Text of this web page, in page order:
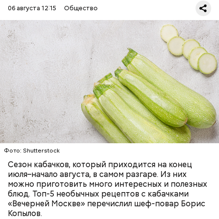
06 августа 12:15
Общество
Фото: Shutterstock
Сезон кабачков, который приходится на конец
июля–начало августа, в самом разгаре. Из них
можно приготовить много интересных и полезных
блюд. Топ-5 необычных рецептов с кабачками
«Вечерней Москве» перечислил шеф-повар Борис
Копылов.
Ингредиенты:
ЕДА ОВОЩИ РЕЦЕПТЫ
Вред дыни
Фото: Shutterstock
— Наиболее распространенные борщ, щи, котлеты,
салаты, лаваш с творогом и сыром, пироги, омлет,
запеканка. Щавеля там везде используется
немного, поэтому никакого вреда от него не будет.
Чем разнообразнее рацион питания человека, тем
лучше. Потому что это исключает вероятность
возникновения дефицитов микроэлементов, —
заверил специалист.